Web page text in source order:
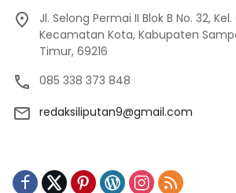
Jl. Selong Permai II Blok B No. 32,
Kecamatan Kota, Kabupaten
Timur, 69216
085 338 373 848
redaksiliputan9@gmail.com